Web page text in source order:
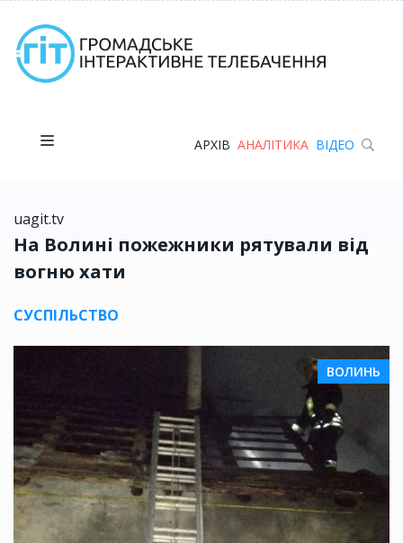
АРХІВ АНАЛІТИКА ВІДЕО
uagit.tv
На Волині пожежники рятували від
вогню хати
СУСПІЛЬСТВО
ВОЛИНЬ